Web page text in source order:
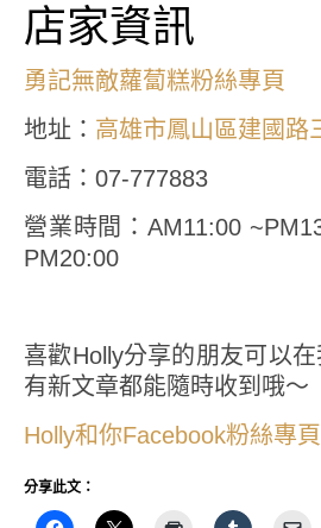
店家資訊
勇記無敵蘿蔔糕粉絲專頁
地址： 高雄市鳳山區建國路
電話：07-777883
營業時間：AM11:00
PM20:00
喜歡Holly分享的朋友可以在
有新文章都能隨時收到哦～
Holly和你Facebook粉絲專頁
分享此文：